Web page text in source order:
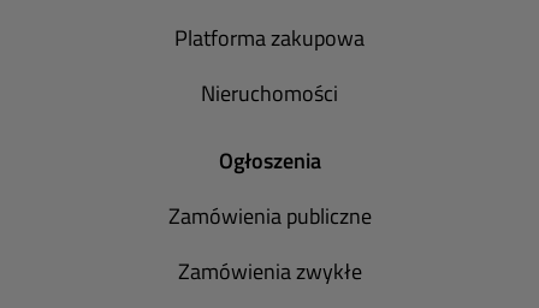
Platforma zakupowa
Nieruchomości
Ogłoszenia
Zamówienia publiczne
Zamówienia zwykłe